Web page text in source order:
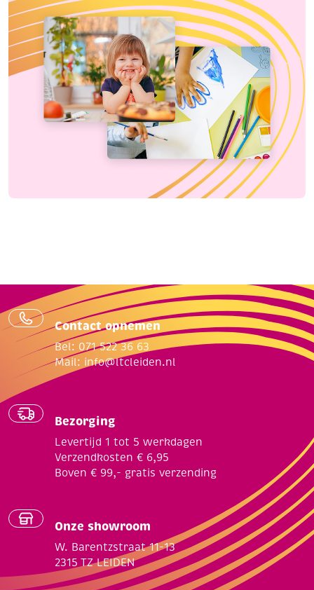
Contact opnemen
Bel: 071 522 36 63
Mail: info@ltcleiden.nl
Bezorging
Levertijd 1 tot 5 werkdagen
Verzendkosten € 6,95
Boven € 99,- gratis verzending
Onze showroom
W. Barentzstraat 11-13
2315 TZ LEIDEN